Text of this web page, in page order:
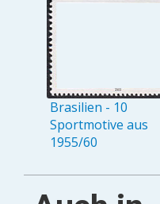
Brasilien - 10
Sportmotive aus
1955/60